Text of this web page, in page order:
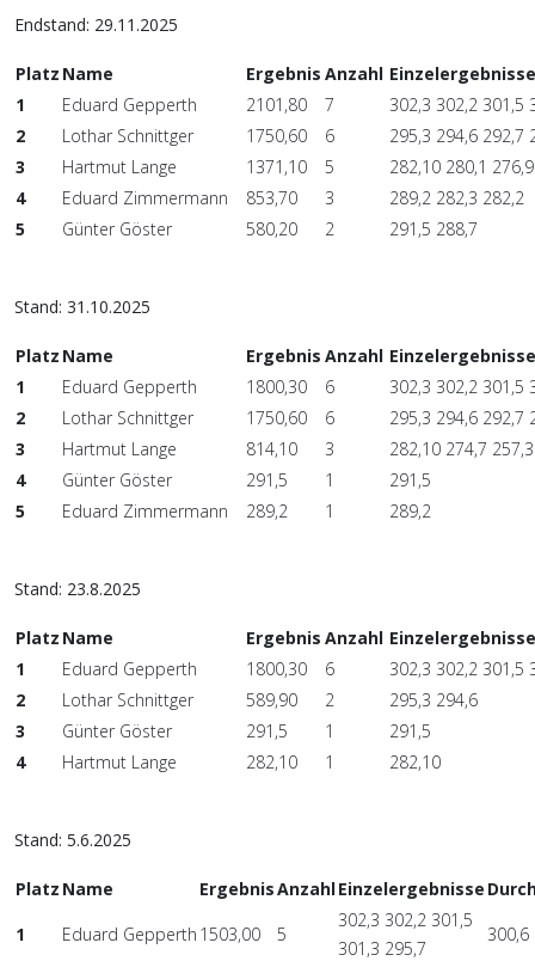
Endstand: 29.11.2025
Platz Name Ergebnis Anzahl Einzelergebnisse
1
Eduard Gepperth 2101,80 7
302,3 302,2 301,5
2
Lothar Schnittger 1750,60 6
295,3 294,6 292,7
3
Hartmut Lange 1371,10 5
282,10 280,1
4
Eduard Zimmermann 853,70 3
289,2 282,3 282,2
5
Günter Göster 580,20 2 291,5 288,7
Stand: 31.10.2025
Platz Name Ergebnis Anzahl Einzelergebnisse
1
Eduard Gepperth 1800,30 6
302,3 302,2 301,5
2
Lothar Schnittger 1750,60 6
295,3 294,6 292,7
3
Hartmut Lange 814,10 3
282,10 274,7 257,3
4
Günter Göster 291,5 1
291,5
5
Eduard Zimmermann 289,2 1 289,2
Stand: 23.8.2025
Platz Name Ergebnis Anzahl Einzelergebnisse
1
Eduard Gepperth 1800,30 6
302,3 302,2 301,5
2
Lothar Schnittger 589,90 2
295,3 294,6
3
Günter Göster 291,5 1
291,5
4
Hartmut Lange 282,10 1 282,10
Stand: 5.6.2025
Platz Name ErgebnisAnzahlEinzelergebnisse
1
Eduard Gepperth 1503,00 5
302,3 302,2 301,5
301,3 295,7
300,6